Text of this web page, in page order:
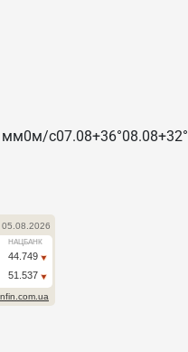
мм0м/c07.08+36°08.08+32°